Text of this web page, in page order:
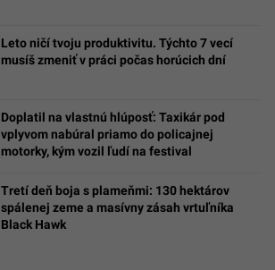
Leto ničí tvoju produktivitu. Týchto 7 vecí
musíš zmeniť v práci počas horúcich dní
Doplatil na vlastnú hlúposť: Taxikár pod
vplyvom nabúral priamo do policajnej
motorky, kým vozil ľudí na festival
Tretí deň boja s plameňmi: 130 hektárov
spálenej zeme a masívny zásah vrtuľníka
Black Hawk